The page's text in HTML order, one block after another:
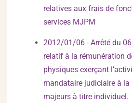
relatives aux frais de
services MJPM
2012/01/06 - Arrêté du
relatif à la rémunération
physiques exerçant
mandataire judiciaire à la
majeurs à titre individuel.